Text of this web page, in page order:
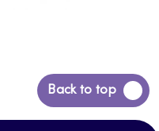
Back to top
Siirry
takaisin